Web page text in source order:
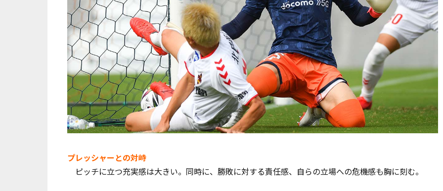
プレッシャーとの対峙
ピッチに立つ充実感は大きい。同時に、勝敗に対する責任感、自らの立場への危機感も胸に刻む。